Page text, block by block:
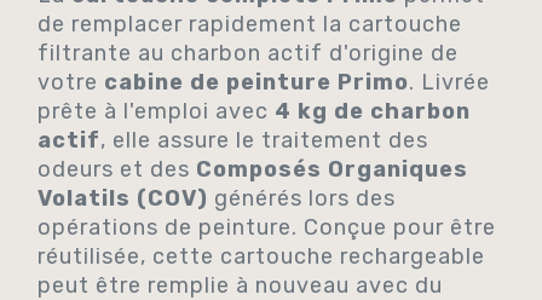
de remplacer rapidement la cartouche
filtrante au charbon actif d'origine de
votre cabine de peinture Primo. Livrée
prête à l'emploi avec 4 kg de charbon
actif, elle assure le traitement des
odeurs et des Composés Organiques
Volatils (COV) générés lors des
opérations de peinture. Conçue pour être
réutilisée, cette cartouche rechargeable
peut être remplie à nouveau avec du